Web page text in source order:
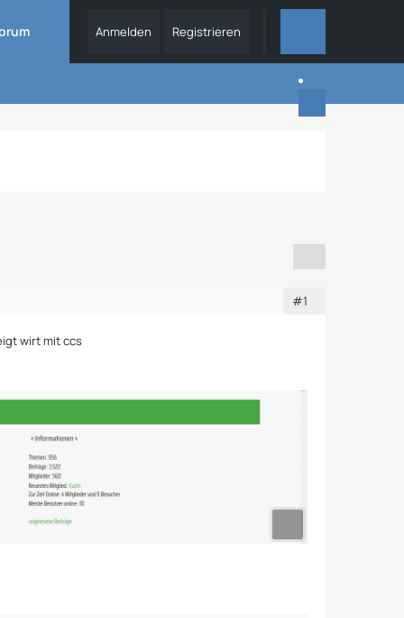
Anmelden Registrieren
#1
wirt mit ccs